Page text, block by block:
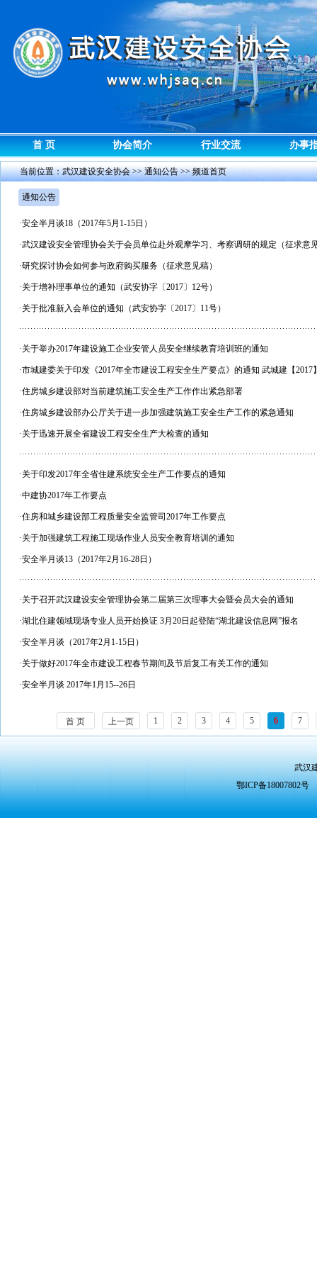
首 页 协会简介 行业交流 办事
当前位置：武汉建设安全协会>>通知公告>> 频道首页
通知公告
·安全半月谈18（2017年5月1-15日）
·武汉建设安全管理协会关于会员单位赴外观摩学习、考察调研的规定（征求意
·研究探讨协会如何参与政府购买服务（征求意见稿）
·关于增补理事单位的通知（武安协字〔2017〕12号）
·关于批准新入会单位的通知（武安协字〔2017〕11号）
·关于举办2017年建设施工企业安管人员安全继续教育培训班的通知
·市城建委关于印发《2017年全市建设工程安全生产要点》的通知 武城建【2017
·住房城乡建设部对当前建筑施工安全生产工作作出紧急部署
·住房城乡建设部办公厅关于进一步加强建筑施工安全生产工作的紧急通知
·关于迅速开展全省建设工程安全生产大检查的通知
·关于印发2017年全省住建系统安全生产工作要点的通知
·中建协2017年工作要点
·住房和城乡建设部工程质量安全监管司2017年工作要点
·关于加强建筑工程施工现场作业人员安全教育培训的通知
·安全半月谈13（2017年2月16-28日）
·关于召开武汉建设安全管理协会第二届第三次理事大会暨会员大会的通知
·湖北住建领域现场专业人员开始换证 3月20日起登陆“湖北建设信息网”报名
·安全半月谈（2017年2月1-15日）
·关于做好2017年全市建设工程春节期间及节后复工有关工作的通知
·安全半月谈 2017年1月15--26日
首 页 上一页 1 2 3 4 5 6 7
武汉
鄂ICP备18007802